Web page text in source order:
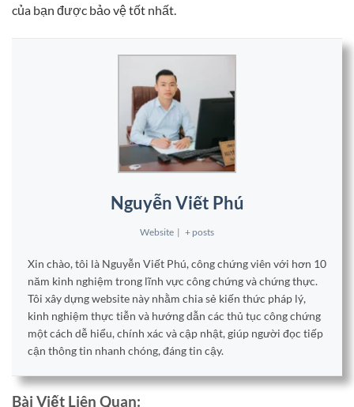
của bạn được bảo vệ tốt nhất.
Nguyễn Viết Phú
Website | + posts
Xin chào, tôi là Nguyễn Viết Phú, công chứng viên với hơn 10
năm kinh nghiệm trong lĩnh vực công chứng và chứng thực.
Tôi xây dựng website này nhằm chia sẻ kiến thức pháp lý,
kinh nghiệm thực tiễn và hướng dẫn các thủ tục công chứng
một cách dễ hiểu, chính xác và cập nhật, giúp người đọc tiếp
cận thông tin nhanh chóng, đáng tin cậy.
Bài Viết Liên Quan: